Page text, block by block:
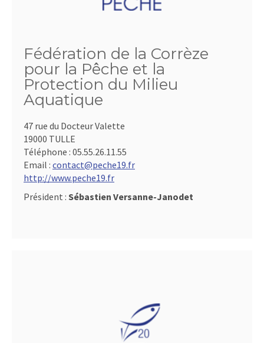
Fédération de la Corrèze
pour la Pêche et la
Protection du Milieu
Aquatique
47 rue du Docteur Valette
19000 TULLE
Téléphone : 05.55.26.11.55
Email : contact@peche19.fr
http://www.peche19.fr
Président : Sébastien Versanne-Janodet